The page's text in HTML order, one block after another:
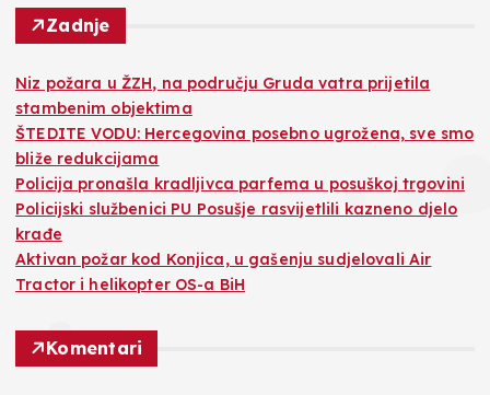
Zadnje
Niz požara u ŽZH, na području Gruda vatra prijetila
stambenim objektima
ŠTEDITE VODU: Hercegovina posebno ugrožena, sve smo
bliže redukcijama
Policija pronašla kradljivca parfema u posuškoj trgovini
Policijski službenici PU Posušje rasvijetlili kazneno djelo
krađe
Aktivan požar kod Konjica, u gašenju sudjelovali Air
Tractor i helikopter OS-a BiH
Komentari